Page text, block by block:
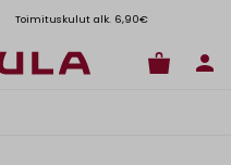
Toimituskulut alk. 6,90€